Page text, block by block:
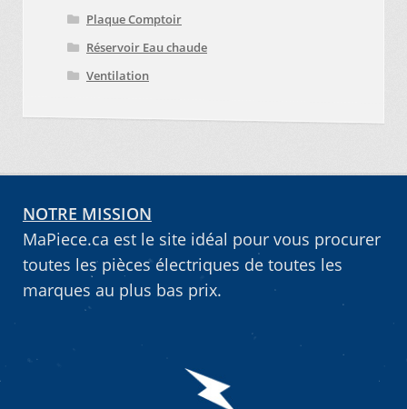
Plaque Comptoir
Réservoir Eau chaude
Ventilation
NOTRE MISSION
MaPiece.ca est le site idéal pour vous procurer
toutes les pièces électriques de toutes les
marques au plus bas prix.